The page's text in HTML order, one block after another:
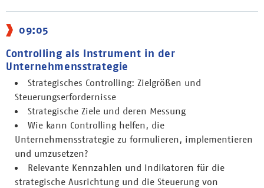
09:05
Controlling als Instrument in der
Unternehmensstrategie
Strategisches Controlling: Zielgrößen und
Steuerungserfordernisse
Strategische Ziele und deren Messung
Wie kann Controlling helfen, die
Unternehmensstrategie zu formulieren, implementieren
und umzusetzen?
Relevante Kennzahlen und Indikatoren für die
strategische Ausrichtung und die Steuerung von